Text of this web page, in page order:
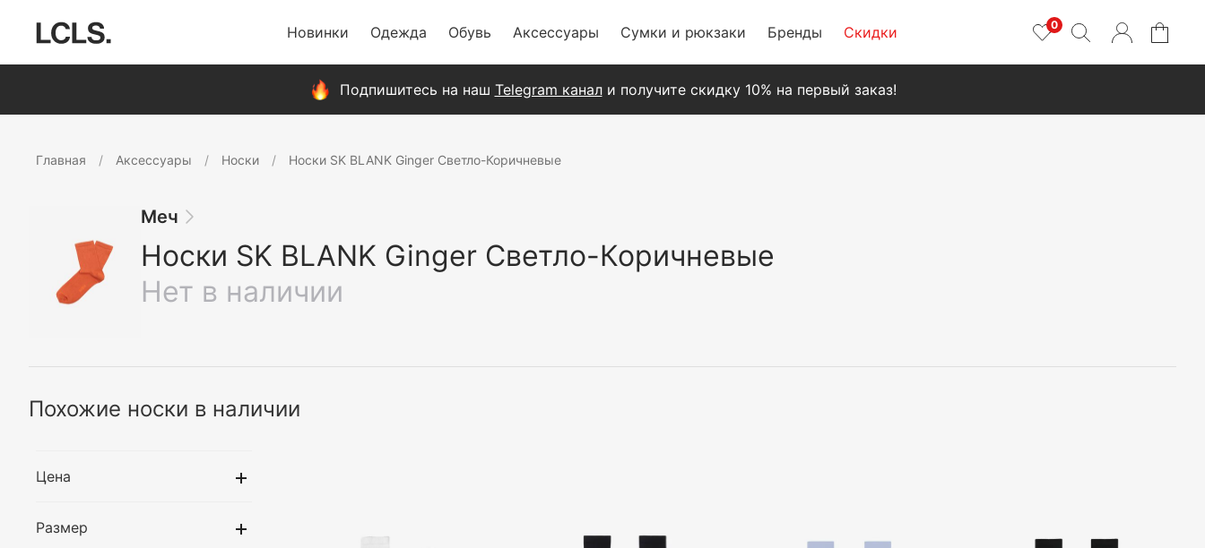
0
Новинки Одежда Обувь Аксессуары Сумки и рюкзаки Бренды Скидки
Подпишитесь на наш Telegram канали получите скидку 10% на первый заказ!
Главная Аксессуары Носки Носки SK BLANK Ginger Светло-Коричневые
Меч
Носки SK BLANK Ginger Светло-Коричневые
Нет в наличии
Похожие носки в наличии
Цена
Размер